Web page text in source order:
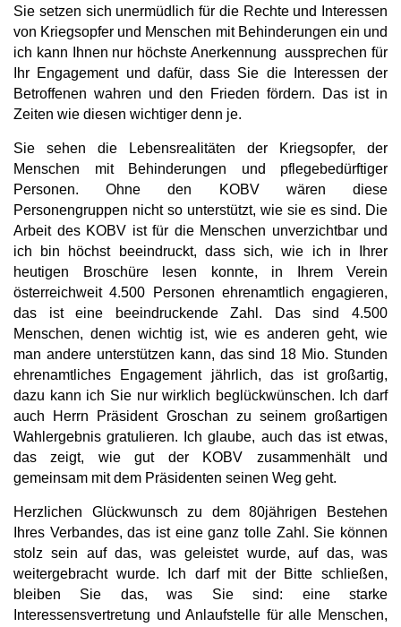
Sie setzen sich unermüdlich für die Rechte und Interessen
von Kriegsopfer und Menschen mit Behinderungen ein und
ich kann Ihnen nur höchste Anerkennung
aussprechen für
Ihr Engagement und dafür, dass Sie die Interessen der
Betroffenen wahren und den Frieden fördern. Das ist in
Zeiten wie diesen wichtiger denn je.
Sie sehen die Lebensrealitäten der Kriegsopfer, der
Menschen mit Behinderungen und pflegebedürftiger
Personen. Ohne den KOBV wären diese
Personengruppen nicht so unterstützt, wie sie es sind. Die
Arbeit des KOBV ist für die Menschen unverzichtbar und
ich bin höchst beeindruckt, dass sich, wie ich in Ihrer
heutigen Broschüre lesen konnte, in Ihrem Verein
österreichweit 4.500 Personen ehrenamtlich engagieren,
das ist eine beeindruckende Zahl. Das sind 4.500
Menschen, denen wichtig ist, wie es anderen geht, wie
man andere unterstützen kann, das sind 18 Mio. Stunden
ehrenamtliches Engagement jährlich, das ist großartig,
dazu kann ich Sie nur wirklich beglückwünschen. Ich darf
auch Herrn Präsident Groschan zu seinem großartigen
Wahlergebnis gratulieren. Ich glaube, auch das ist etwas,
das zeigt, wie gut der KOBV zusammenhält und
gemeinsam mit dem Präsidenten seinen Weg geht.
Herzlichen Glückwunsch zu dem 80jährigen Bestehen
Ihres Verbandes, das ist eine ganz tolle Zahl. Sie können
stolz sein auf das, was geleistet wurde, auf das, was
weitergebracht wurde. Ich darf mit der Bitte schließen,
bleiben Sie das, was Sie sind: eine starke
Interessensvertretung und Anlaufstelle für alle Menschen,